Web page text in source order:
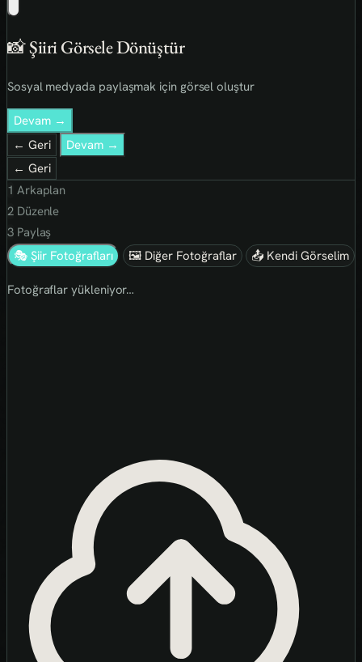
📸 Şiiri Görsele Dönüştür
Sosyal medyada paylaşmak için görsel oluştur
Devam →
← Geri
Devam →
← Geri
1 Arkaplan
2Düzenle
3Paylaş
🎭 Şiir Fotoğrafları
🖼 Diğer Fotoğraflar 📤 Kendi Görselim
Fotoğraflar yükleniyor…